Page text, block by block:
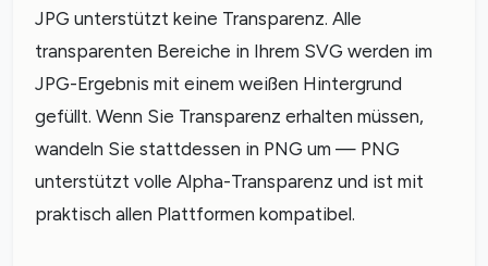
JPG unterstützt keine Transparenz. Alle
transparenten Bereiche in Ihrem SVG werden im
JPG-Ergebnis mit einem weißen Hintergrund
gefüllt. Wenn Sie Transparenz erhalten müssen,
wandeln Sie stattdessen in PNG um — PNG
unterstützt volle Alpha-Transparenz und ist mit
praktisch allen Plattformen kompatibel.